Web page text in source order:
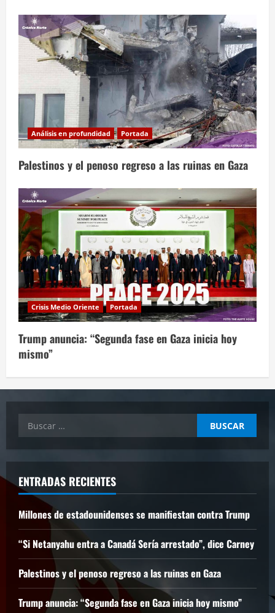
Análisis en profundidad Portada
Palestinos y el penoso regreso a las ruinas en Gaza
Crisis Medio Oriente Portada
Trump anuncia: “Segunda fase en Gaza inicia hoy
mismo”
Buscar:
ENTRADAS RECIENTES
Millones de estadounidenses se manifiestan contra Trump
“Si Netanyahu entra a Canadá Sería arrestado”, dice Carney
Palestinos y el penoso regreso a las ruinas en Gaza
Trump anuncia: “Segunda fase en Gaza inicia hoy mismo”